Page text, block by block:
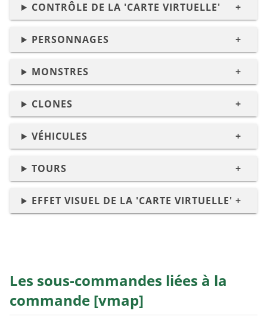
CONTRÔLE DE LA 'CARTE VIRTUELLE'
PERSONNAGES
MONSTRES
CLONES
VÉHICULES
TOURS
EFFET VISUEL DE LA 'CARTE VIRTUELLE'
Les sous-commandes liées à la
commande [vmap]